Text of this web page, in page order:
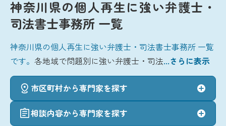
神奈川県の個人再生に強い弁護士・
司法書士事務所 一覧
神奈川県の個人再生に強い弁護士・司法書士事務所 一覧
です。各地域で問題別に強い弁護士・司法...さらに表示
市区町村から専門家を探す
相談内容から専門家を探す